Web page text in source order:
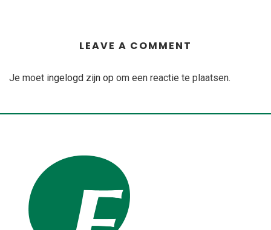
LEAVE A COMMENT
Je moet ingelogd zijn op om een reactie te plaatsen.